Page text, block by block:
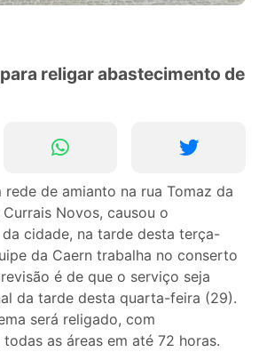
religar abastecimento de
rede de amianto na rua Tomaz da
Novos, causou o
cidade, na tarde desta terça-
da Caern trabalha no conserto
é de que o serviço seja
da tarde desta quarta-feira (29).
será religado, com
as áreas em até 72 horas.